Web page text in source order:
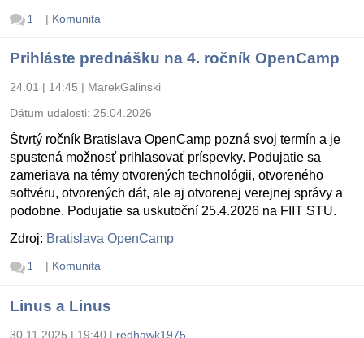
1 | Komunita
Prihláste prednášku na 4. ročník OpenCamp
24.01 | 14:45 | MarekGalinski
Dátum udalosti: 25.04.2026
Štvrtý ročník Bratislava OpenCamp pozná svoj termín a je
spustená možnosť prihlasovať príspevky. Podujatie sa
zameriava na témy otvorených technológii, otvoreného
softvéru, otvorených dát, ale aj otvorenej verejnej správy a
podobne. Podujatie sa uskutoční 25.4.2026 na FIIT STU.
Zdroj: Bratislava OpenCamp
1 | Komunita
Linus a Linus
30.11.2025 | 19:40 | redhawk1975